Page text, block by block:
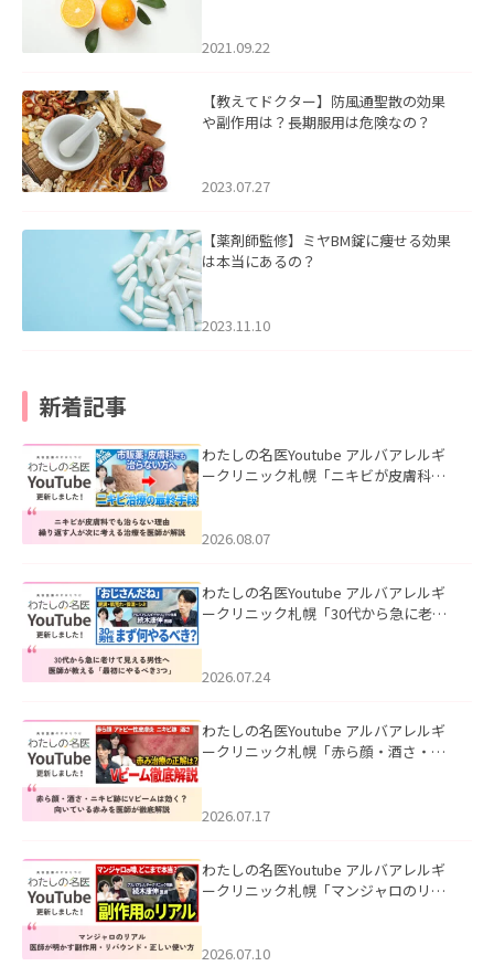
2021.09.22
【教えてドクター】防風通聖散の効果
や副作用は？長期服用は危険なの？
2023.07.27
【薬剤師監修】ミヤBM錠に痩せる効果
は本当にあるの？
2023.11.10
新着記事
わたしの名医Youtube アルバアレルギ
ークリニック札幌「ニキビが皮膚科で
ました。
2026.08.07
わたしの名医Youtube アルバアレルギ
ークリニック札幌「30代から急に老け
た。
2026.07.24
わたしの名医Youtube アルバアレルギ
ークリニック札幌「赤ら顔・酒さ・ニ
した。
2026.07.17
わたしの名医Youtube アルバアレルギ
ークリニック札幌「マンジャロのリア
た。
2026.07.10